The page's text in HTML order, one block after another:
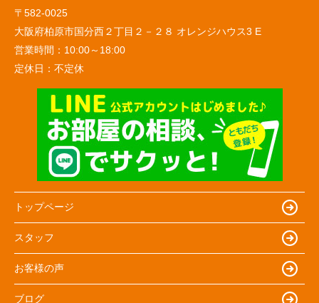
〒582-0025
大阪府柏原市国分西２丁目２－２８ オレンジハウス3 E
営業時間： 10:00～18:00
定休日： 不定休
トップページ
スタッフ
お客様の声
ブログ